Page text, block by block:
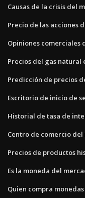
Causas de la crisis del
Precio de las acciones
Opiniones comerciales
Precios del gas natural
Predicción de precios
Escritorio de inicio de
Historial de tasa de
Centro de comercio
Precios de productos
Es la moneda del
Quien compra